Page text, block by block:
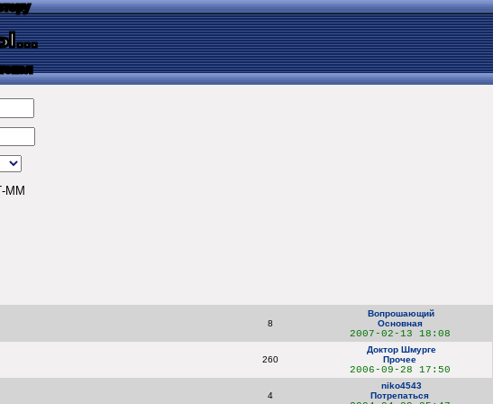
ММ
8
Вопрошающий
Основная
2007-02-13 18:08
260
Доктор Шмурге
Прочее
2006-09-28 17:50
4
niko4543
Потрепаться